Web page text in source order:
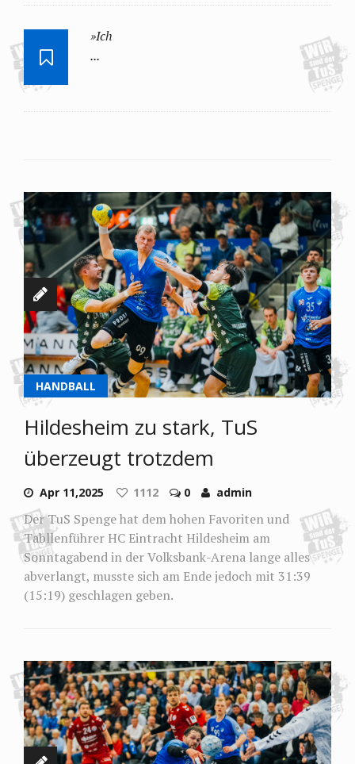
»Ich
...
HANDBALL
Hildesheim zu stark, TuS
überzeugt trotzdem
Apr 11,2025 1112 0 admin
Der TuS Spenge hat dem hohen Favoriten und
Tabllenführer HC Eintracht Hildesheim am
Sonntagabend in der Volksbank-Arena lange alles
abverlangt, musste sich am Ende jedoch mit 31:39
(15:19) geschlagen geben.